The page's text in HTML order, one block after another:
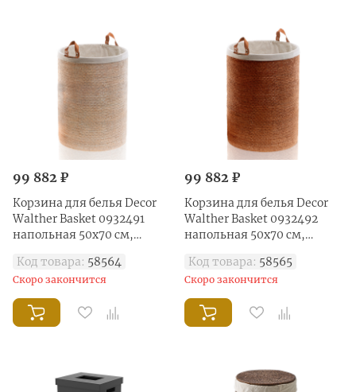
99 882 ₽
Корзина для белья Decor
Walther Basket 0932491
напольная 50x70 см,
Код товара: 58564
Скоро закончится
99 882 ₽
Корзина для белья Decor
Walther Basket 0932492
напольная 50x70 см,
Код товара: 58565
Скоро закончится